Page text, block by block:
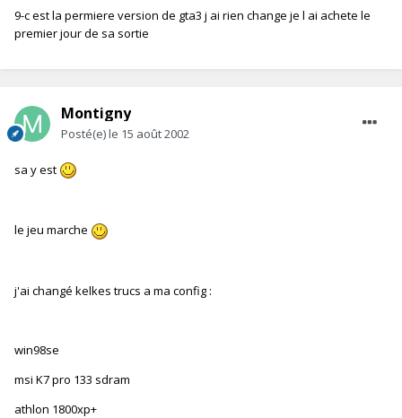
9-c est la permiere version de gta3 j ai rien change je l ai achete le
premier jour de sa sortie
Montigny
Posté(e)le 15 août 2002
sa y est
le jeu marche
j'ai changé kelkes trucs a ma config :
win98se
msi K7 pro 133 sdram
athlon 1800xp+